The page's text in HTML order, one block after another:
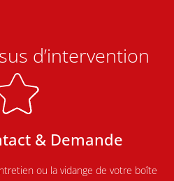
d’intervention
& Demande
ou la vidange de votre boîte